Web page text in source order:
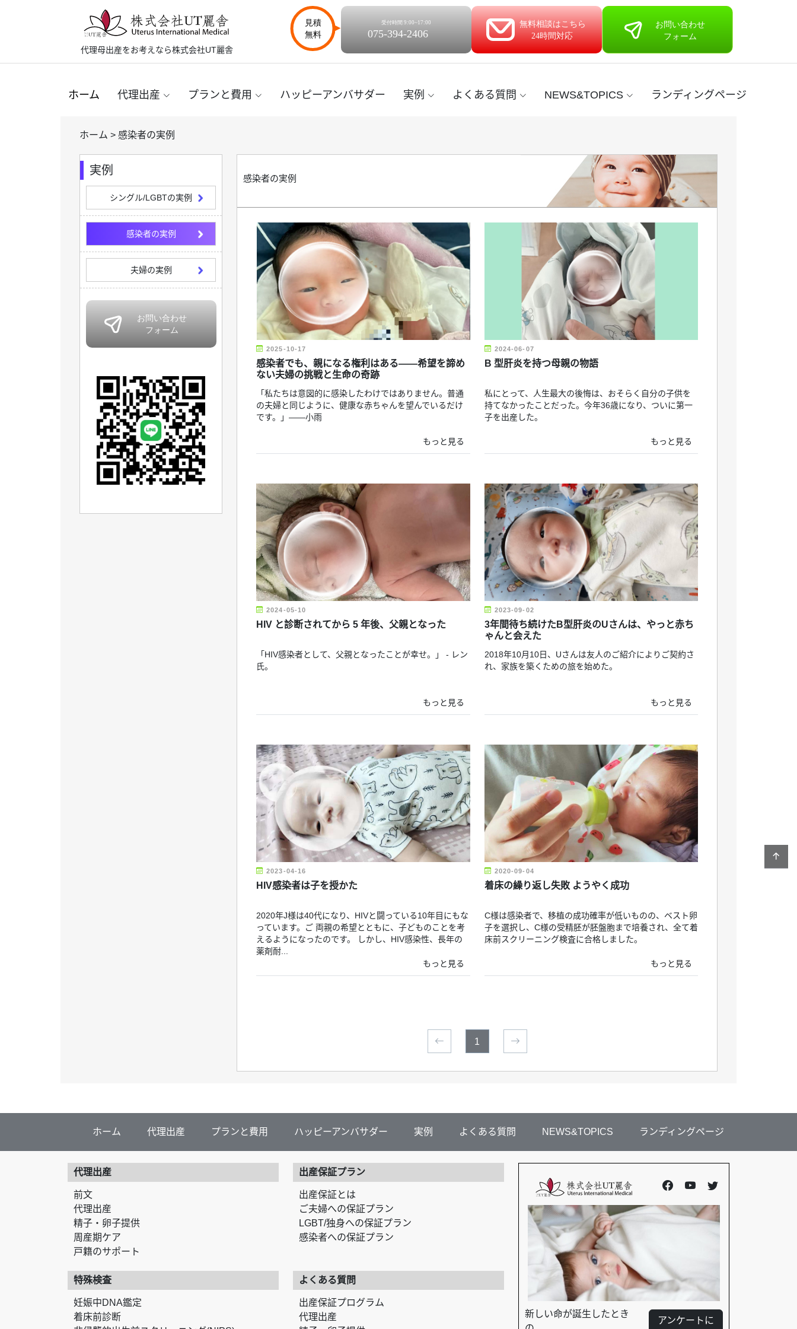
代理母出産をお考えなら株式会社UT麗舎
ホーム 代理出産 プランと費用 ハッピーアンバサダー 実例 よくある質問 NEWS&TOPICS ランディングページ
ホーム > 感染者の実例
実例
シングル/LGBTの実例
感染者の実例
夫婦の実例
感染者の実例
2025-10-17
感染者でも、親になる権利はある――希望を諦め
ない夫婦の挑戦と生命の奇跡
「私たちは意図的に感染したわけではありません。普通
の夫婦と同じように、健康な赤ちゃんを望んでいるだけ
です。」――小雨
もっと見る
2024-06-07
B 型肝炎を持つ母親の物語
私にとって、人生最大の後悔は、おそらく自分の子供を
持てなかったことだった。今年36歳になり、ついに第一
子を出産した。
もっと見る
2024-05-10
HIV と診断されてから 5 年後、父親となった
「HIV感染者として、父親となったことが幸せ。」 - レン
氏。
もっと見る
2023-09-02
3年間待ち続けたB型肝炎のUさんは、やっと赤ち
ゃんと会えた
2018年10月10日、Uさんは友人のご紹介によりご契約さ
れ、家族を築くための旅を始めた。
もっと見る
2023-04-16
HIV感染者は子を授かた
2020年J様は40代になり、HIVと闘っている10年目にもな
っています。ご 両親の希望とともに、子どものことを考
えるようになったのです。 しかし、HIV感染性、長年の
薬剤耐...
もっと見る
2020-09-04
着床の繰り返し失敗 ようやく成功
C様は感染者で、移植の成功確率が低いものの、ベスト卵
子を選択し、C様の受精胚が胚盤胞まで培養され、全て着
床前スクリーニング検査に合格しました。
もっと見る
1
ホーム 代理出産 プランと費用 ハッピーアンバサダー 実例 よくある質問 NEWS&TOPICS ランディングページ
代理出産
前文
代理出産
精子・卵子提供
周産期ケア
戸籍のサポート
出産保証プラン
出産保証とは
ご夫婦への保証プラン
LGBT/独身への保証プラン
感染者への保証プラン
特殊検査
妊娠中DNA鑑定
着床前診断
よくある質問
出産保証プログラム
代理出産
新しい命が誕生したとき
アンケートに